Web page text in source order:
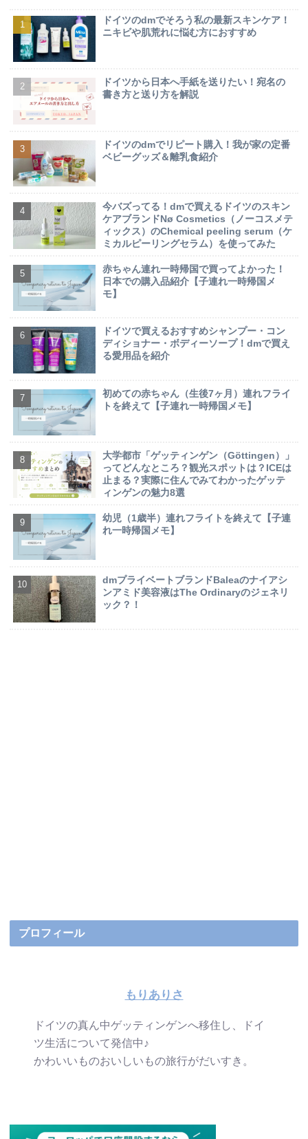
ドイツのdmでそろう私の最新スキンケア！
ニキビや肌荒れに悩む方におすすめ
ドイツから日本へ手紙を送りたい！宛名の
書き方と送り方を解説
ドイツのdmでリピート購入！我が家の定番
ベビーグッズ＆離乳食紹介
今バズってる！dmで買えるドイツのスキン
ケアブランドNø Cosmetics（ノーコスメテ
ィックス）のChemical peeling serum（ケ
ミカルピーリングセラム）を使ってみた
赤ちゃん連れ一時帰国で買ってよかった！
日本での購入品紹介【子連れ一時帰国メ
モ】
ドイツで買えるおすすめシャンプー・コン
ディショナー・ボディーソープ！dmで買え
る愛用品を紹介
初めての赤ちゃん（生後7ヶ月）連れフライ
トを終えて【子連れ一時帰国メモ】
大学都市「ゲッティンゲン（Göttingen）」
ってどんなところ？観光スポットは？ICEは
止まる？実際に住んでみてわかったゲッテ
ィンゲンの魅力8選
幼児（1歳半）連れフライトを終えて【子連
れ一時帰国メモ】
dmプライベートブランドBaleaのナイアシ
ンアミド美容液はThe Ordinaryのジェネリ
ック？！
プロフィール
もりありさ
ドイツの真ん中ゲッティンゲンへ移住し、ドイ
ツ生活について発信中♪
かわいいものおいしいもの旅行がだいすき。